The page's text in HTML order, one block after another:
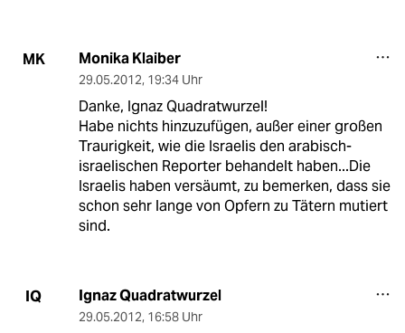
MK Monika Klaiber
29.05.2012, 19:34 Uhr
Danke, Ignaz Quadratwurzel!
Habe nichts hinzuzufügen, außer einer großen
Traurigkeit, wie die Israelis den arabisch-
israelischen Reporter behandelt haben...Die
Israelis haben versäumt, zu bemerken, dass sie
schon sehr lange von Opfern zu Tätern mutiert
sind.
IQ Ignaz Quadratwurzel
29.05.2012, 16:58 Uhr